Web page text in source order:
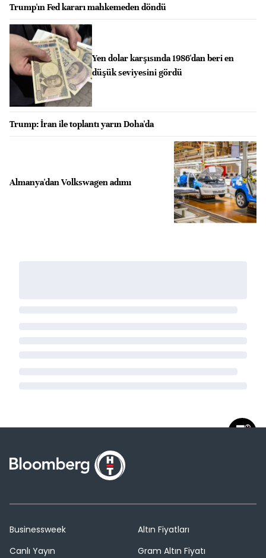
Trump'ın Fed kararı mahkemeden döndü
Yen dolar karşısında 1986'dan beri en
düşük seviyesini gördü
Trump: İran ile toplantı yarın Doha'da
Almanya'dan Volkswagen adımı
Businessweek
Canlı Yayın
Altın Fiyatları
Gram Altın Fiyatı